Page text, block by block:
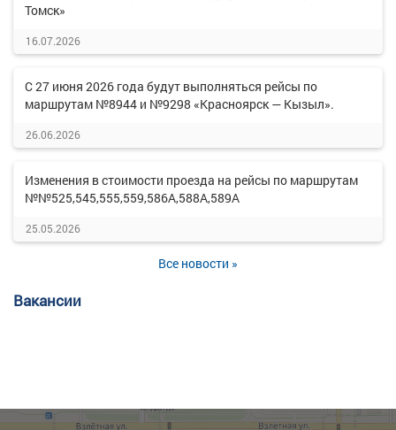
Томск»
16.07.2026
С 27 июня 2026 года будут выполняться рейсы по
маршрутам №8944 и №9298 «Красноярск — Кызыл».
26.06.2026
Изменения в стоимости проезда на рейсы по маршрутам
№№525,545,555,559,586А,588А,589А
25.05.2026
Все новости »
Вакансии